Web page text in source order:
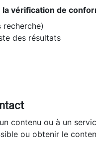
la vérification de
recherche)
des résultats
contenu ou à un
ou obtenir le